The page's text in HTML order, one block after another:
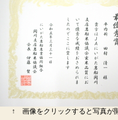
↑ 画像をクリックすると写真が